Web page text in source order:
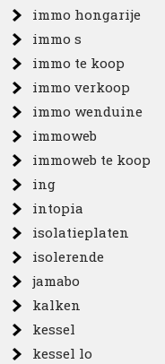
immo hongarije
immo s
immo te koop
immo verkoop
immo wenduine
immoweb
immoweb te koop
ing
intopia
isolatieplaten
isolerende
jamabo
kalken
kessel
kessel lo